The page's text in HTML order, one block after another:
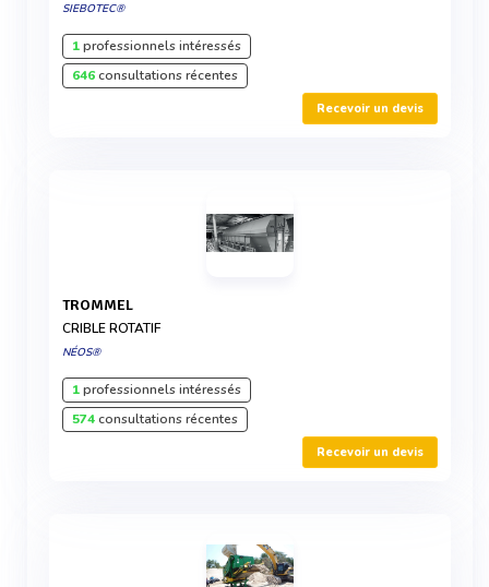
SIEBOTEC®
1professionnels intéressés
646consultations récentes
Recevoir un devis
TROMMEL
CRIBLE ROTATIF
NÉOS®
1professionnels intéressés
574consultations récentes
Recevoir un devis